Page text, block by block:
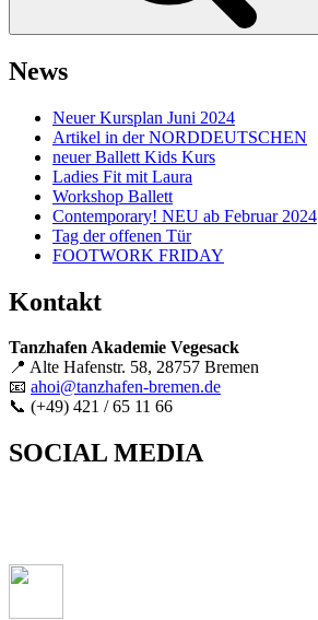
News
Neuer Kursplan Juni 2024
Artikel in der NORDDEUTSCHEN
neuer Ballett Kids Kurs
Ladies Fit mit Laura
Workshop Ballett
Contemporary! NEU ab Februar 2024
Tag der offenen Tür
FOOTWORK FRIDAY
Kontakt
Tanzhafen Akademie Vegesack
📍 Alte Hafenstr. 58, 28757 Bremen
📧 ahoi@tanzhafen-bremen.de
📞 (+49) 421 / 65 11 66
SOCIAL MEDIA